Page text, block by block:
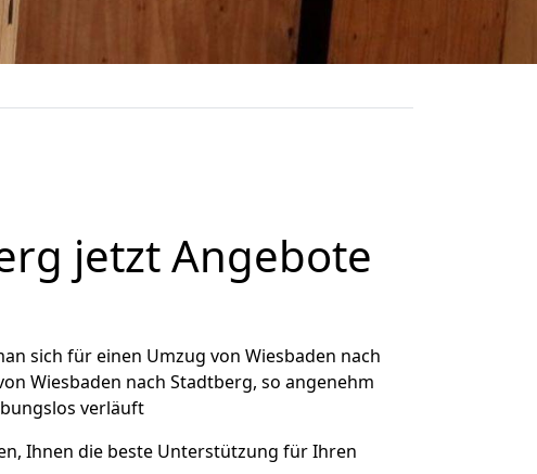
jetzt Angebote
sich für einen Umzug von Wiesbaden nach
Wiesbaden nach Stadtberg, so angenehm
verläuft
Ihnen die beste Unterstützung für Ihren